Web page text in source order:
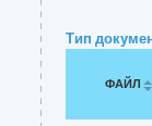
Тип
ФАЙЛ